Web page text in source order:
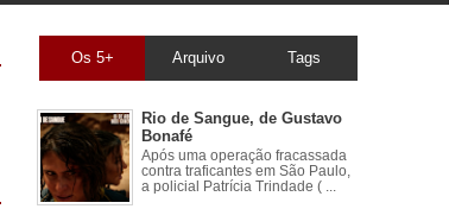
Os 5+ Arquivo Tags
Rio de Sangue, de Gustavo
Bonafé
Após uma operação fracassada
contra traficantes em São Paulo,
a policial Patrícia Trindade ( ...